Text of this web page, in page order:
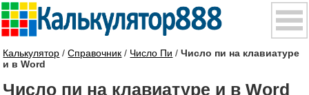
Калькулятор /Справочник / Число Пи /Число пи на клавиатуре
и в Word
Число пи на клавиатуре и в Word